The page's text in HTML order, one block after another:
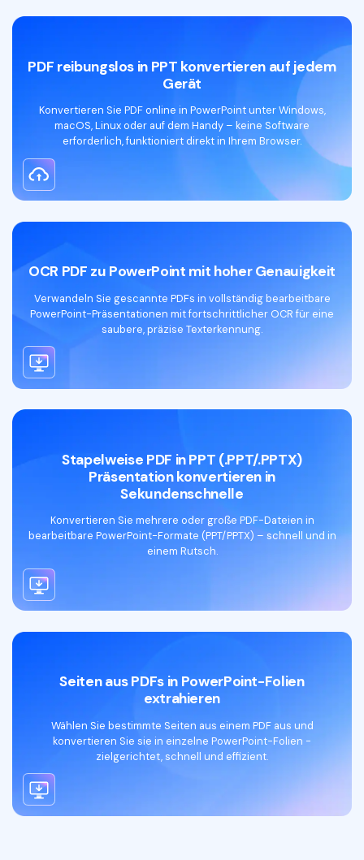
PDF reibungslos in PPT konvertieren auf jedem
Gerät
Konvertieren Sie PDF online in PowerPoint unter Windows,
macOS, Linux oder auf dem Handy – keine Software
erforderlich, funktioniert direkt in Ihrem Browser.
PDF zu PPT Converter kostenloser Download
OCR PDF zu PowerPoint mit hoher Genauigkeit
Verwandeln Sie gescannte PDFs in vollständig bearbeitbare
PowerPoint-Präsentationen mit fortschrittlicher OCR für eine
saubere, präzise Texterkennung.
Stapelweise PDF in PPT (.PPT/.PPTX)
Präsentation konvertieren in
Sekundenschnelle
Konvertieren Sie mehrere oder große PDF-Dateien in
bearbeitbare PowerPoint-Formate (PPT/PPTX) – schnell und in
einem Rutsch.
PDF online in PowerPoint konvertieren
Seiten aus PDFs in PowerPoint-Folien
extrahieren
Wählen Sie bestimmte Seiten aus einem PDF aus und
konvertieren Sie sie in einzelne PowerPoint-Folien -
zielgerichtet, schnell und effizient.
PDF online in PowerPoint konvertieren